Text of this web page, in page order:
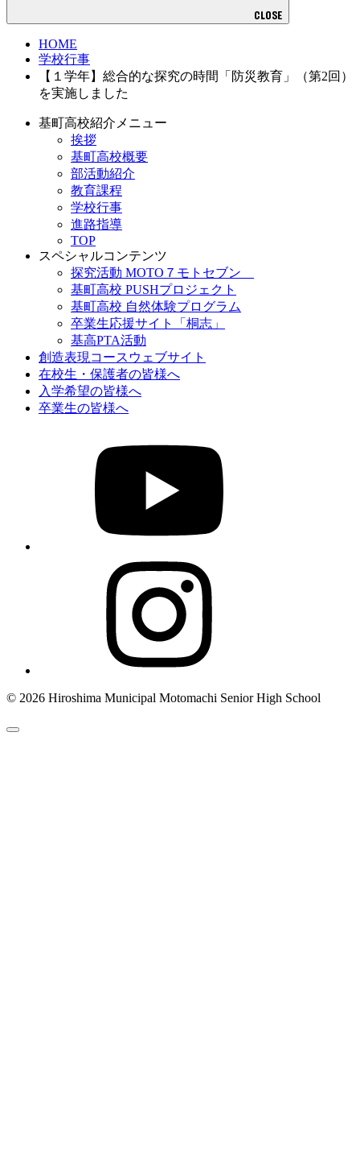
CLOSE
HOME
学校行事
【１学年】総合的な探究の時間「防災教育」（第2回）
を実施しました
基町高校紹介メニュー
挨拶
基町高校概要
部活動紹介
教育課程
学校行事
進路指導
TOP
スペシャルコンテンツ
探究活動 MOTO７モトセブン
基町高校 PUSHプロジェクト
基町高校 自然体験プログラム
卒業生応援サイト「桐志」
基高PTA活動
創造表現コースウェブサイト
在校生・保護者の皆様へ
入学希望の皆様へ
卒業生の皆様へ
© 2026 Hiroshima Municipal Motomachi Senior High School